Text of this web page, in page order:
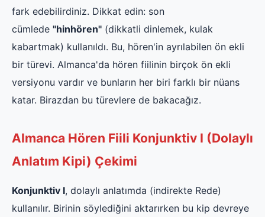
fark edebilirdiniz. Dikkat edin: son
cümlede "hinhören" (dikkatli dinlemek, kulak
kabartmak) kullanıldı. Bu, hören'in ayrılabilen ön ekli
bir türevi. Almanca'da hören fiilinin birçok ön ekli
versiyonu vardır ve bunların her biri farklı bir nüans
katar. Birazdan bu türevlere de bakacağız.
Almanca Hören Fiili Konjunktiv I (Dolaylı
Anlatım Kipi) Çekimi
Konjunktiv I, dolaylı anlatımda (indirekte Rede)
kullanılır. Birinin söylediğini aktarırken bu kip devreye